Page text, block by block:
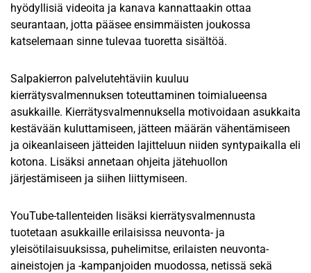
hyödyllisiä videoita ja kanava kannattaakin ottaa
seurantaan, jotta pääsee ensimmäisten joukossa
katselemaan sinne tulevaa tuoretta sisältöä.
Salpakierron palvelutehtäviin kuuluu
kierrätysvalmennuksen toteuttaminen toimialueensa
asukkaille. Kierrätysvalmennuksella motivoidaan asukkaita
kestävään kuluttamiseen, jätteen määrän vähentämiseen
ja oikeanlaiseen jätteiden lajitteluun niiden syntypaikalla eli
kotona. Lisäksi annetaan ohjeita jätehuollon
järjestämiseen ja siihen liittymiseen.
YouTube-tallenteiden lisäksi kierrätysvalmennusta
tuotetaan asukkaille erilaisissa neuvonta- ja
yleisötilaisuuksissa, puhelimitse, erilaisten neuvonta-
aineistojen ja -kampanjoiden muodossa, netissä sekä